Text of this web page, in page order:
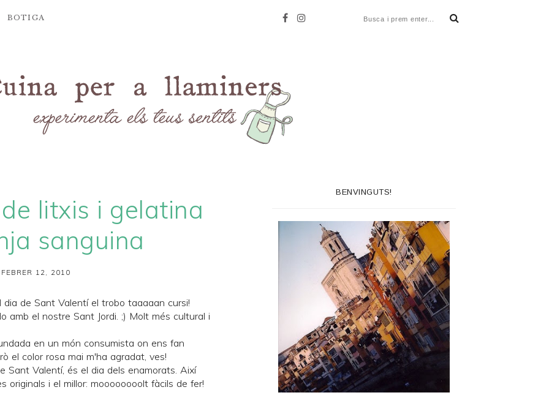
BOTIGA
litxis i gelatina
sanguina
FEBRER 12, 2010
dia de Sant Valentí el trobo taaaaan cursi!
amb el nostre Sant Jordi. ;) Molt més cultural i
en un món consumista on ens fan
el color rosa mai m'ha agradat, ves!
Sant Valentí, és el dia dels enamorats. Així
originals i el millor: moooooooolt fàcils de fer!
BENVINGUTS!